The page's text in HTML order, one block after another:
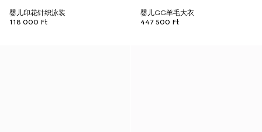
婴儿印花针织泳装
118 000 Ft
婴儿GG羊毛大衣
447 500 Ft